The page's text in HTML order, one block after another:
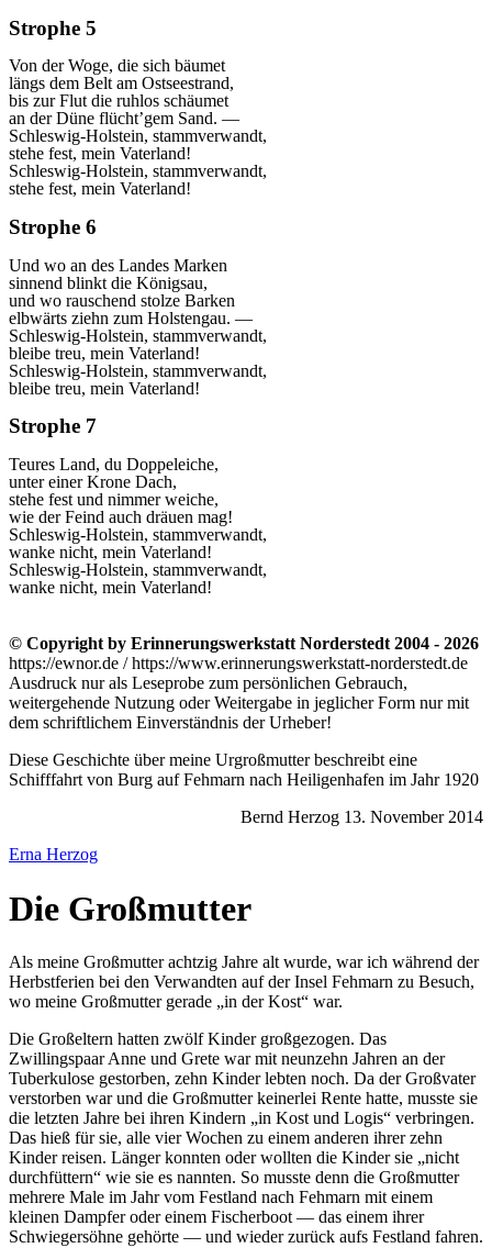
Strophe 5
Von der Woge, die sich bäumet
längs dem Belt am Ostseestrand,
bis zur Flut die ruhlos schäumet
an der Düne flücht’gem Sand. —
Schleswig-Holstein, stammverwandt,
stehe fest, mein Vaterland!
Schleswig-Holstein, stammverwandt,
stehe fest, mein Vaterland!
Strophe 6
Und wo an des Landes Marken
sinnend blinkt die Königsau,
und wo rauschend stolze Barken
elbwärts ziehn zum Holstengau. —
Schleswig-Holstein, stammverwandt,
bleibe treu, mein Vaterland!
Schleswig-Holstein, stammverwandt,
bleibe treu, mein Vaterland!
Strophe 7
Teures Land, du Doppeleiche,
unter einer Krone Dach,
stehe fest und nimmer weiche,
wie der Feind auch dräuen mag!
Schleswig-Holstein, stammverwandt,
wanke nicht, mein Vaterland!
Schleswig-Holstein, stammverwandt,
wanke nicht, mein Vaterland!
© Copyright by Erinnerungswerkstatt Norderstedt 2004 - 2026
https://ewnor.de / https://www.erinnerungswerkstatt-norderstedt.de
Ausdruck nur als Leseprobe zum persönlichen Gebrauch,
weitergehende Nutzung oder Weitergabe in jeglicher Form nur mit
dem schriftlichem Einverständnis der Urheber!
Diese Geschichte über meine Urgroßmutter beschreibt eine
Schifffahrt von Burg auf Fehmarn nach Heiligenhafen im Jahr 1920
Bernd Herzog 13. November 2014
Erna Herzog
Die Großmutter
Als meine Großmutter achtzig Jahre alt wurde, war ich während der
Herbstferien bei den Verwandten auf der Insel Fehmarn zu Besuch,
wo meine Großmutter gerade
in der Kost
war.
Die Großeltern hatten zwölf Kinder großgezogen. Das
Zwillingspaar Anne und Grete war mit neunzehn Jahren an der
Tuberkulose gestorben, zehn Kinder lebten noch. Da der Großvater
verstorben war und die Großmutter keinerlei Rente hatte, musste sie
die letzten Jahre bei ihren Kindern
in Kost und Logis
verbringen.
Das hieß für sie, alle vier Wochen zu einem anderen ihrer zehn
Kinder reisen. Länger konnten oder wollten die Kinder sie
nicht
durchfüttern
wie sie es nannten. So musste denn die Großmutter
mehrere Male im Jahr vom Festland nach Fehmarn mit einem
kleinen Dampfer oder einem Fischerboot — das einem ihrer
Schwiegersöhne gehörte — und wieder zurück aufs Festland fahren.